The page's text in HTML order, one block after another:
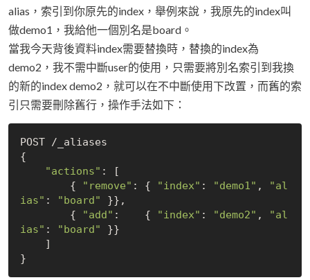
alias，索引到你原先的index，舉例來說，我原先的index叫
做demo1，我給他一個別名是board。
當我今天背後資料index需要替換時，替換的index為
demo2，我不需中斷user的使用，只需要將別名索引到我換
的新的index demo2，就可以在不中斷使用下改置，而舊的索
引只需要刪除舊行，操作手法如下：
POST /
{
"actions" : [
        {
"remove" : { "index" : "demo1" ,
"al
ias" : "board" }},
        {
"add" :    { "index" : "demo2" ,
"al
ias" : "board" }}